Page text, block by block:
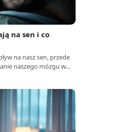
na sen i co
na nasz sen, przede
naszego mózgu w…